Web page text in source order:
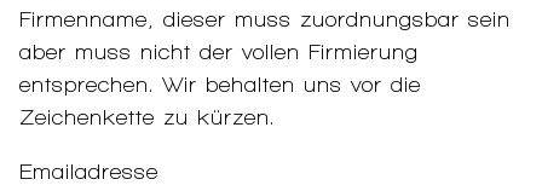
Firmenname, dieser muss zuordnungsbar sein
aber muss nicht der vollen Firmierung
entsprechen. Wir behalten uns vor die
Zeichenkette zu kürzen.
Emailadresse